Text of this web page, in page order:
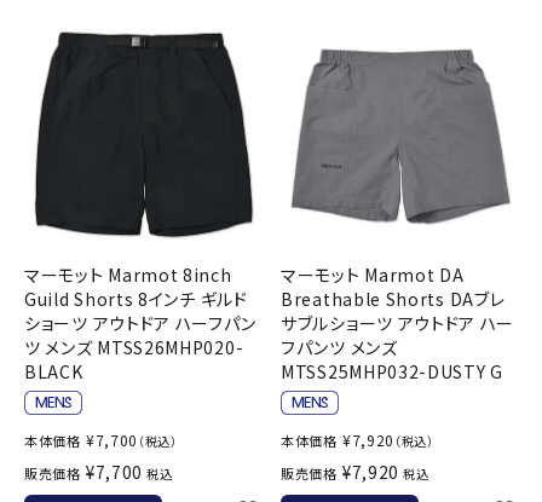
マーモット Marmot 8inch
Guild Shorts 8インチ ギルド
ショーツ アウトドア ハーフパン
ツ メンズ MTSS26MHP020-
BLACK
本体価格 ¥7,700 （税込）
販売価格 ¥7,700 税込
マーモット Marmot DA
Breathable Shorts DAブレ
サブルショーツ アウトドア ハー
フパンツ メンズ
MTSS25MHP032-DUSTY G
本体価格 ¥7,920 （税込）
販売価格 ¥7,920 税込